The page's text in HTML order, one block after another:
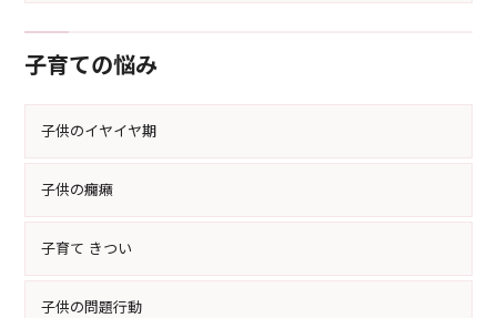
子育ての悩み
子供のイヤイヤ期
子供の癇癪
子育て きつい
子供の問題行動